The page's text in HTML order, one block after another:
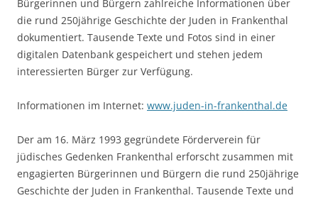
Bürgerinnen und Bürgern zahlreiche Informationen über
die rund 250jährige Geschichte der Juden in Frankenthal
dokumentiert. Tausende Texte und Fotos sind in einer
digitalen Datenbank gespeichert und stehen jedem
interessierten Bürger zur Verfügung.
Informationen im Internet: www.juden-in-frankenthal.de
Der am 16. März 1993 gegründete Förderverein für
jüdisches Gedenken Frankenthal erforscht zusammen mit
engagierten Bürgerinnen und Bürgern die rund 250jährige
Geschichte der Juden in Frankenthal. Tausende Texte und